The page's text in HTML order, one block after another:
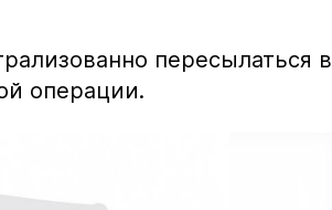
пересылаться в
операции.